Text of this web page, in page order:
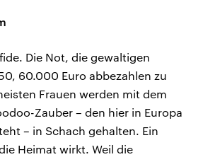
Die Not, die gewaltigen
60.000 Euro abbezahlen zu
Frauen werden mit dem
Zauber – den hier in Europa
– in Schach gehalten. Ein
Heimat wirkt. Weil die